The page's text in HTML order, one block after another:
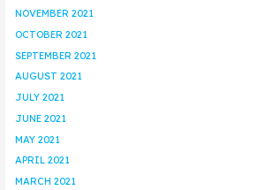
NOVEMBER 2021
OCTOBER 2021
SEPTEMBER 2021
AUGUST 2021
JULY 2021
JUNE 2021
MAY 2021
APRIL 2021
MARCH 2021